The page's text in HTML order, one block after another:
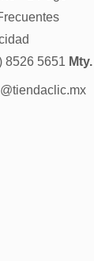
8526 5651 Mty.